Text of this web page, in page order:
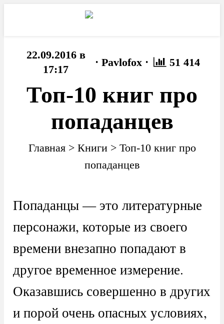
22.09.2016 в
17:17
· Pavlofox · 51 414
Топ-10 книг про
попаданцев
Главная> Книги> Топ-10 книг про
попаданцев
Попаданцы — это литературные
персонажи, которые из своего
времени внезапно попадают в
другое временное измерение.
Оказавшись совершенно в других
и порой очень опасных условиях,